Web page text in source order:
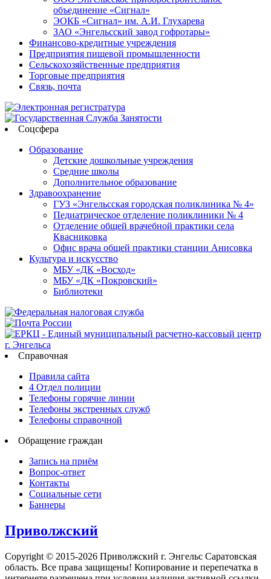
объединение «Сигнал»
ЭОКБ «Сигнал» им. А.И. Глухарева
ЗАО «Энгельсский завод гофротары»
Финансово-кредитные учреждения
Предприятия пищевой промышленности
Сельскохозяйственные предприятия
Торговые предприятия
Связь, почта
Соцсфера
Образование
Детские дошкольные учреждения
Средние школы
Дополнительное образование
Здравоохранение
ГУЗ «Энгельсская городская поликлиника № 4»
Педиатрическое отделение поликлиники № 4
Отделение общей врачебной практики села
Квасниковка
Офис врача общей практики станции Анисовка
Культура и искусство
МБУ «ДК «Восход»
МБУ «ДК «Покровский»
Библиотеки
Справочная
Правила сайта
4 Отдел полиции
Телефоны горячие линии
Телефоны экстренных служб
Телефоны справочной
Обращение граждан
Запись на приём
Вопрос-ответ
Контакты
Социальные сети
Баннеры
Приволжский
Copyright © 2015-2026 Приволжский г. Энгельс Саратовская
область. Все права защищены! Копирование и перепечатка в